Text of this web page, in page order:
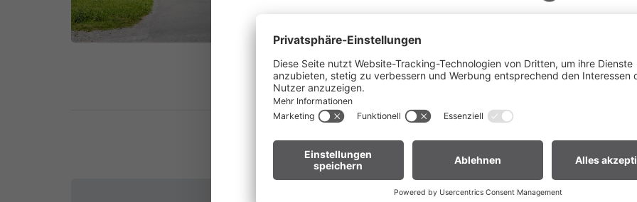
aufgrund der anhaltenden Trockenheit gilt in
Waldbrandverordnung
. Offenes Feuer, Rauchen und Grillen sind
Waldnähe und in Uferzonen streng verboten.
Wir bitten euch um erhöhte Aufmerksamkeit und einen besonders
Umgang mit der Natur.
Hinweis für Biker:innen:Legt euer Bike nach längeren Abfahrten nicht
Gras. Heiße Bremsscheiben können trockenes Gras